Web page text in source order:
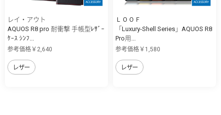
レイ・アウト
AQUOS R8 pro 耐衝撃 手帳型ﾚｻﾞｰ
ｹｰｽ ｼﾝﾌ...
参考価格￥2,640
レザー
ＬＯＯＦ
「Luxury-Shell Series」AQUOS R8
Pro用...
参考価格￥1,580
レザー